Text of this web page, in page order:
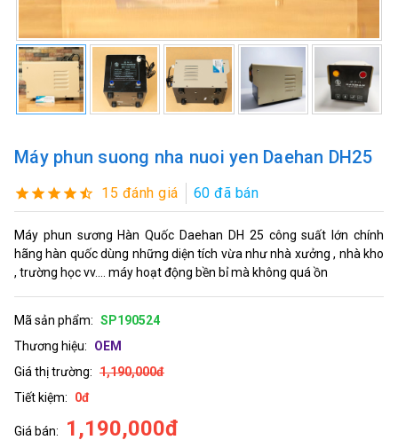
Máy phun suong nha nuoi yen Daehan DH25
15 đánh giá 60 đã bán
Máy phun sương Hàn Quốc Daehan DH 25 công suất lớn chính
hãng hàn quốc dùng những diện tích vừa như nhà xưởng , nhà kho
, trường học vv.... máy hoạt động bền bỉ mà không quá ồn
Mã sản phẩm: SP190524
Thương hiệu:
OEM
Giá thị trường: 1,190,000đ
Tiết kiệm:
0đ
Giá bán: 1,190,000đ